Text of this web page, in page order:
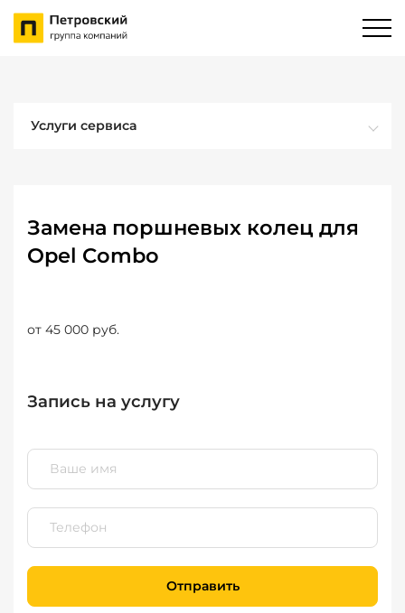
Услуги сервиса
Замена поршневых колец для
Opel Combo
от 45 000 руб.
Запись на услугу
Отправить